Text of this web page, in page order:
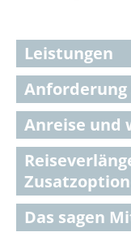
Leistungen
Anreise und
Das sagen